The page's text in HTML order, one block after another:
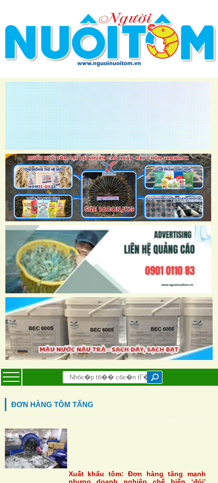
ĐƠN HÀNG TÔM TĂNG
Xuất khẩu tôm: Đơn hàng tăng mạnh